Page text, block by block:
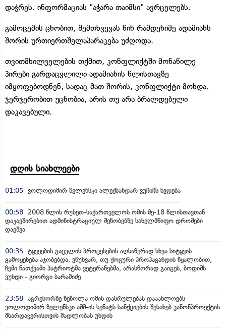
დაჭრეს. ინფორმაციას "აჭარა თაიმსი" ავრცელებს.
გამოცემის ცნობით, შემთხვევას წინ რამდენიმე ადამიანს
შორის ურთიერთშელაპარაკება უძღოდა.
თვითმხილველების თქმით, კონფლიქტში მონაწილე
პირები გარდაცვლილი ადამიანის წლისთავზე
იმყოფებოდნენ, სადაც მათ შორის, კონფლიქტი მოხდა.
ჯერჯერობით უცნობია, არის თუ არა ბრალდებული
დაკავებული.
დღის სიახლეები
01:05 ვოლოდიმირ ზელენსკი ალექსანდარ ვუჩიჩს ხვდება
00:58
2008 წლის რუსეთ-საქართველოს ომის მე-18 წლისთავთან
დაკავშირებით ადმინისტრაციულ შენობებზე სახელმწიფო დროშები
დაეშვა
00:35 ტყვეების გაცვლის პროცესების აღსაწერად სხვა სიტყვის
გამოყენება აჯობებდა, ვწუხვარ, თუ ქოცური პროპაგანდის წყალობით,
ჩემი ნათქვამი პატრიოტმა ვეტერანებმა, არასწორად გაიგეს, ბოდიშს
ვუხდი - გიორგი ბარამიძე
23:58 აგრესორზე ზეწოლა ომის დასრულებას დააახლოებს -
ვოლოდიმირ ზელენსკი აშშ-ის სენატს სანქციების შესახებ კანონპროექტის
მხარდაჭერისთვის მადლობას უხდის